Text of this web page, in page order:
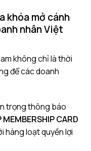
khóa mở cánh
nhân Việt
không chỉ là thời
để các doanh
trọng thông báo
MEMBERSHIP CARD
hàng loạt quyền lợi